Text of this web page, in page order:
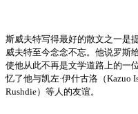
斯威夫特写得最好的散文之一是
威夫特至今念念不忘。他说罗斯
使他从此不再是文学道路上的一
忆了他与凯左·伊什古洛（Kazuo
Rushdie）等人的友谊。